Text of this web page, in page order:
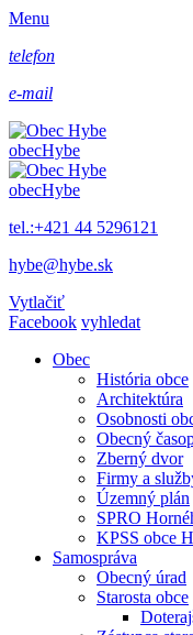
Menu
telefon
e-mail
obecHybe
obecHybe
tel.:+421 44 5296121
hybe@hybe.sk
Vytlačiť
Facebook vyhledat
Obec
História obce
Architektúra
Osobnosti
Obecný
Zberný dvor
Firmy a
Územný plán
SPRO
KPSS obce
Samospráva
Obecný úrad
Starosta obce